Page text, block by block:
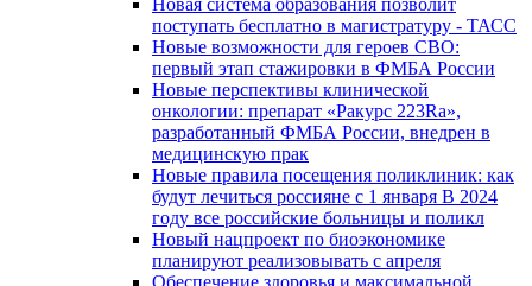
Новая система образования позволит
поступать бесплатно в магистратуру - ТАСС
Новые возможности для героев СВО:
первый этап стажировки в ФМБА России
Новые перспективы клинической
онкологии: препарат «Ракурс 223Ra»,
разработанный ФМБА России, внедрен в
медицинскую прак
Новые правила посещения поликлиник: как
будут лечиться россияне с 1 января В 2024
году все российские больницы и поликл
Новый нацпроект по биоэкономике
планируют реализовывать с апреля
Обеспечение здоровья и максимальной